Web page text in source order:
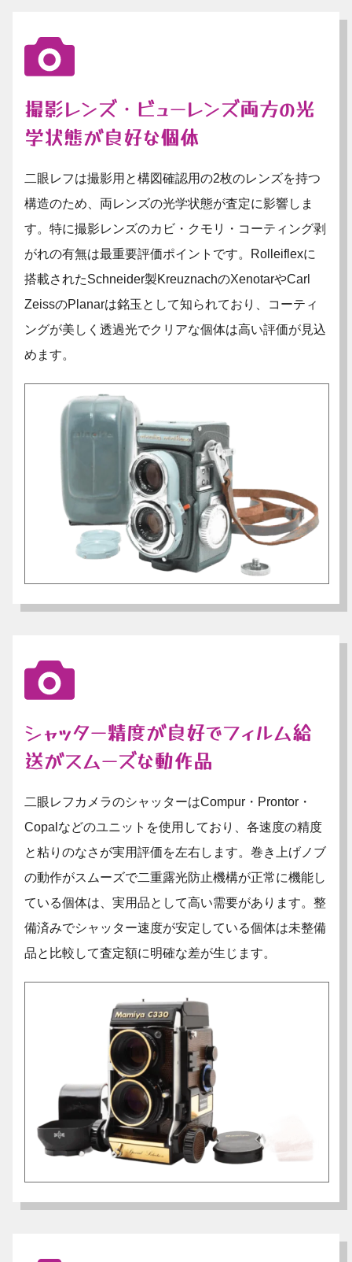
撮影レンズ・ビューレンズ両方の光
学状態が良好な個体
二眼レフは撮影用と構図確認用の2枚のレンズを持つ
構造のため、両レンズの光学状態が査定に影響しま
す。特に撮影レンズのカビ・クモリ・コーティング剥
がれの有無は最重要評価ポイントです。Rolleiflexに
搭載されたSchneider製KreuznachのXenotarやCarl
ZeissのPlanarは銘玉として知られており、コーティ
ングが美しく透過光でクリアな個体は高い評価が見込
めます。
シャッター精度が良好でフィルム給
送がスムーズな動作品
二眼レフカメラのシャッターはCompur・Prontor・
Copalなどのユニットを使用しており、各速度の精度
と粘りのなさが実用評価を左右します。巻き上げノブ
の動作がスムーズで二重露光防止機構が正常に機能し
ている個体は、実用品として高い需要があります。整
備済みでシャッター速度が安定している個体は未整備
品と比較して査定額に明確な差が生じます。